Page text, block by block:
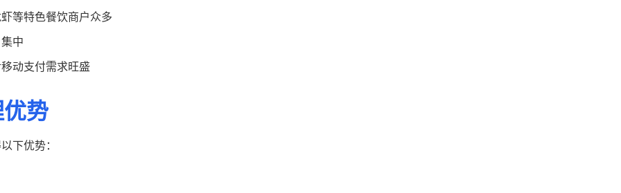
等特色餐饮商户众多
中
动支付需求旺盛
势
下优势：